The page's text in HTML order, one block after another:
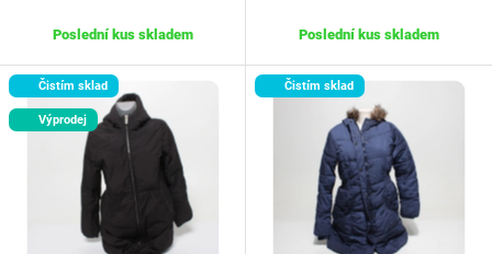
Poslední kus skladem Poslední kus skladem
Čistím sklad
Výprodej
Čistím sklad